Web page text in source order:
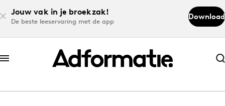
Jouw vak in je broekzak!
De beste leeservaring met de app
Download
Abonneer nu
Abonneer nu